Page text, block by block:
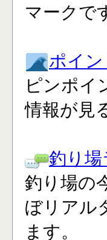
マークで
ポイン
ピンポイ
情報が見
釣り
釣り場の
ぼリアル
ます。